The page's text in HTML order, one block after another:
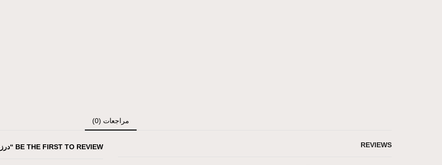
مراجعات (0)
REVIEWS BE THE FIRST TO REVIEW “درزن (١٢ حبه) بوكس للمنتجات والتوزيعات”